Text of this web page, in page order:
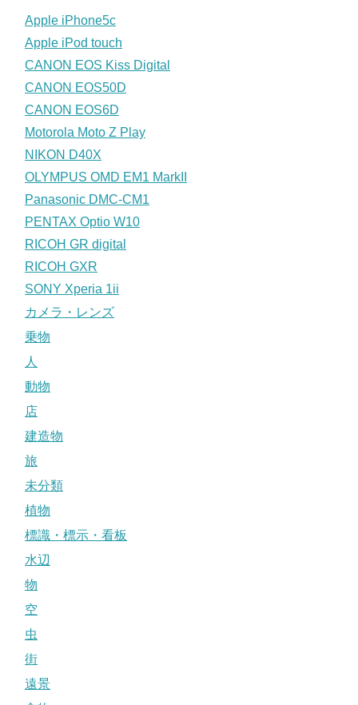
Apple iPhone5c
Apple iPod touch
CANON EOS Kiss Digital
CANON EOS50D
CANON EOS6D
Motorola Moto Z Play
NIKON D40X
OLYMPUS OMD EM1 MarkII
Panasonic DMC-CM1
PENTAX Optio W10
RICOH GR digital
RICOH GXR
SONY Xperia 1ii
カメラ・レンズ
乗物
人
動物
店
建造物
旅
未分類
植物
標識・標示・看板
水辺
物
空
虫
街
遠景